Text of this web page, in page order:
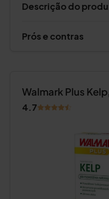
Descrição do
Prós e contras
Walmark Plus
4.7